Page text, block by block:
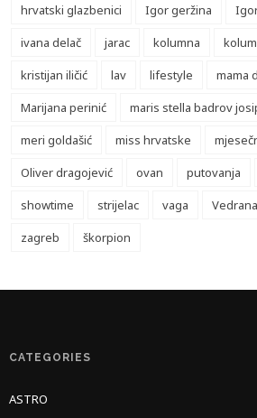
hrvatski glazbenici
Igor geržina
ivana delač
jarac kolumna
kristijan iličić
lav lifestyle
mama
Marijana perinić
maris stella badrov
meri goldašić
miss hrvatske
Oliver dragojević
ovan putovanja
showtime
strijelac vaga
zagreb
škorpion
CATEGORIES
ASTRO